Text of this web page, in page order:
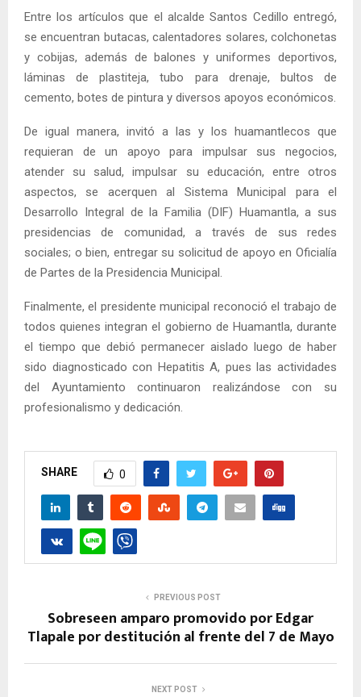
Entre los artículos que el alcalde Santos Cedillo entregó,
se encuentran butacas, calentadores solares, colchonetas
y cobijas, además de balones y uniformes deportivos,
láminas de plastiteja, tubo para drenaje, bultos de
cemento, botes de pintura y diversos apoyos económicos.
De igual manera, invitó a las y los huamantlecos que
requieran de un apoyo para impulsar sus negocios,
atender su salud, impulsar su educación, entre otros
aspectos, se acerquen al Sistema Municipal para el
Desarrollo Integral de la Familia (DIF) Huamantla, a sus
presidencias de comunidad, a través de sus redes
sociales; o bien, entregar su solicitud de apoyo en Oficialía
de Partes de la Presidencia Municipal.
Finalmente, el presidente municipal reconoció el trabajo de
todos quienes integran el gobierno de Huamantla, durante
el tiempo que debió permanecer aislado luego de haber
sido diagnosticado con Hepatitis A, pues las actividades
del Ayuntamiento continuaron realizándose con su
profesionalismo y dedicación.
SHARE 0
PREVIOUS POST
Sobreseen amparo promovido por Edgar
Tlapale por destitución al frente del 7 de Mayo
NEXT POST